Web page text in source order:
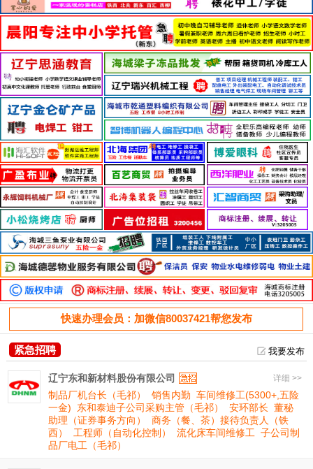
快速办理会员：加微信80037421帮您发布
我要发布
紧急招聘
详细 >>
辽宁东和新材料股份有限公司
制品厂机台长（毛祁）
销售内勤 车间维修工(5300+,五险
一金)
东和泰迪子公司采购主管（毛祁） 安环部长 董秘
助理（证券事务方向）
商务（餐、茶）接待负责人（铁
西）
工程师（自动化控制） 流化床车间维修工 子公司制
品厂电工（毛祁）